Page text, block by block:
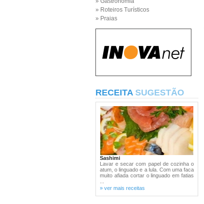
» Roteiros Turísticos
» Praias
RECEITA SUGESTÃO
Sashimi
Lavar e secar com papel de cozinha o
atum, o linguado e a lula. Com uma faca
muito afiada cortar o linguado em fatias
» ver mais receitas